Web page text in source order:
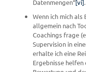
Datenmengen“[vi].
Wenn ich mich als
allgemein nach
Coachings frage
Supervision in
erhalte ich eine
Ergebnisse